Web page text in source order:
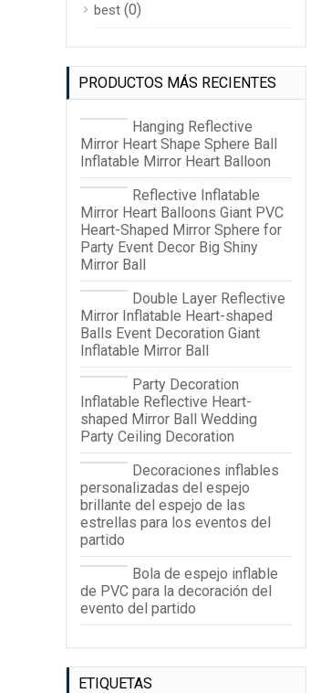
best (0)
PRODUCTOS MÁS RECIENTES
Hanging Reflective
Mirror Heart Shape Sphere Ball
Inflatable Mirror Heart Balloon
Reflective Inflatable
Mirror Heart Balloons Giant PVC
Heart-Shaped Mirror Sphere for
Party Event Decor Big Shiny
Mirror Ball
Double Layer Reflective
Mirror Inflatable Heart-shaped
Balls Event Decoration Giant
Inflatable Mirror Ball
Party Decoration
Inflatable Reflective Heart-
shaped Mirror Ball Wedding
Party Ceiling Decoration
Decoraciones inflables
personalizadas del espejo
brillante del espejo de las
estrellas para los eventos del
partido
Bola de espejo inflable
de PVC para la decoración del
evento del partido
ETIQUETAS